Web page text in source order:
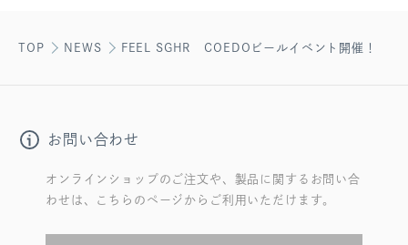
TOP NEWS FEEL SGHR COEDOビールイベント開催！
お問い合わせ
オンラインショップのご注文や、製品に関するお問い合
わせは、こちらのページからご利用いただけます。